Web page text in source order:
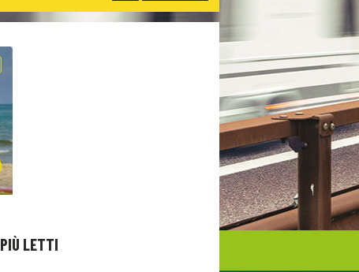
PIÙ LETTI